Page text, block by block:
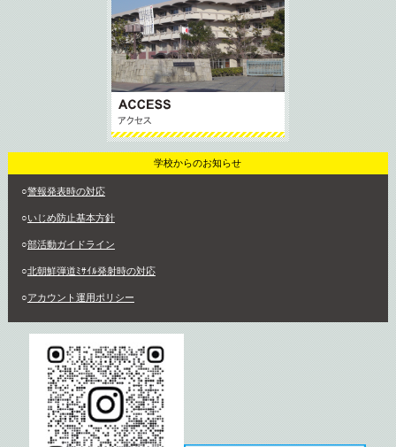
学校からのお知らせ
○警報発表時の対応
○いじめ防止基本方針
○部活動ガイドライン
○北朝鮮弾道ﾐｻｲﾙ発射時の対応
○アカウント運用ポリシー